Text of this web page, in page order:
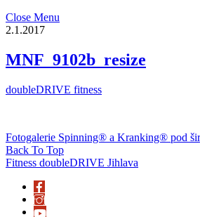
Close Menu
2.1.2017
MNF_9102b_resize
doubleDRIVE fitness
Fotogalerie Spinning® a Kranking® pod
Back To Top
Fitness doubleDRIVE Jihlava